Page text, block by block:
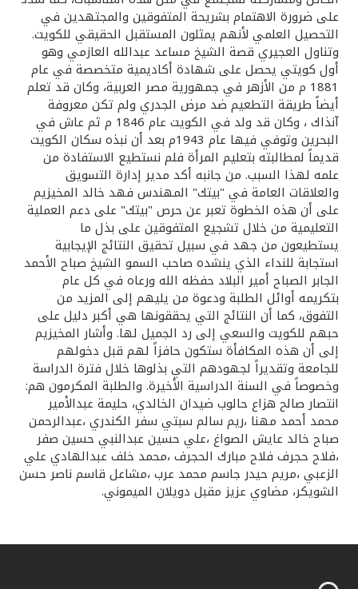
مملكة البحرين
على ضرورة الاهتمام بشريحة المتفوقين والمجتهدين في
التحصيل العلمي لأنهم يمثلون المستقبل الحقيقي للكويت.
وتناول العجيري قصة الشيخ مساعد عبدالله العازمي وهو
أول كويتي يحصل على شهادة أكاديمية متخصصة في عام
1881 م من الأزهر في جمهورية مصر العربية، وكان قد تعلم
أيضاً طريقة التطعيم ضد مرض الجدري ولم تكن معروفة
آنذاك ، وكان قد ولد في الكويت عام 1846 م ثم عاش في
البحرين وتوفي فيها عام 1943م بعد أن نبذه سكان الكويت
قديماً لمطالبته بتعليم المرأة فلم نستطيع الاستفادة من
علمه لهذا السبب. من جانبه أكد مدير إدارة التسويق
والعلاقات العامة في "بيتك" المهندس فهد خالد المخيزيم
على أن هذه الخطوة تعبر عن حرص "بيتك" على دعم العملية
التعليمية من خلال تشجيع المتفوقين على بذل ما
يستطيعون من جهد في سبيل تحقيق النتائج الإيجابية
استجابة للنداء الذي ينشده صاحب السمو الشيخ صباح الأحمد
الجابر الصباح أمير البلاد حفظه الله ورعاه في كل عام
بتكريمه أوائل الطلبة ودعوة من يليهم إلى المزيد من
التفوق، كما أن النتائج التي يحققونها هي أكبر دليل على
حبهم للكويت والسعي إلى رد الجميل لها. وأشار المخيزيم
إلى أن هذه المكافأة ستكون حافزاً لهم قبل دخولهم
للجامعة وتقديراً لجهودهم التي بذلوها خلال فترة الدراسة
وخصوصاً في السنة الدراسية الأخيرة. والطلبة المكرمون هم:
انتصار صالح هزاع حالوب ضيدان الخالدي، حليمة عبدالأمير
محمد أحمد مهنا ،ريم سالم سبتي سفر الكندري ،عبدالرحمن
صباح خالد عايش الصواغ ،علي حسين عبدالنبي حسين صفر
،فلاح حجرف فلاح مبارك الحجرف ،محمد خلف عبدالهادي علي
الزعبي ،مريم حيدر جاسم محمد عرب ،مشاعل قاسم ناصر حسن
الشويكر، مضاوي عزيز مقبل دويلان الميموني.